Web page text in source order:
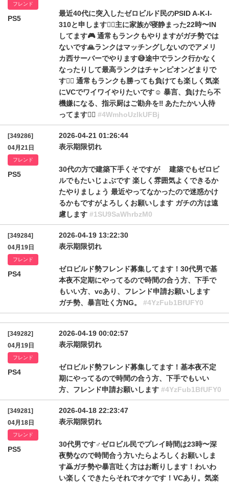
フレンド
PS5
最近40代に突入したゼロビルド民のPSID A-K-I-
310と申します🙇‍♂️主に家族が寝静まった22時〜IN
してます🎮 通常もランクもやりますがガチ勢では
ないです🙏ランクはマッチングしないのでアメリ
カ西サーバーでやります😅途中でランク行かなく
なったりして最高ランクはチャンピオンどまりで
す🙇‍♂️ 通常もランクも勝っても負けても楽しく気楽
にVCでワイワイやりたいです☺️ 暴言、負けたら不
機嫌になる、指示厨はご勘弁を‼️ あたたかい人待
ってます🙇‍♂️ #4WmhoUzlkUFBj
[349286]
04月21日
フレンド
PS5
2026-04-21 01:26:44
表示期限切れ
30代の方で建築下手くそですが 建築でもゼロビ
ルでもたいじょぶです 楽しく雰囲気よくできるか
たやりましょう 最近やってなかったので迷惑かけ
るかもですがよろしくお願いします ガチの方は遠
慮します #1SU9SaWhrbzM0
[349284]
04月19日
フレンド
PS4
2026-04-19 13:22:30
表示期限切れ
ゼロビルド勢フレンド募集してます！30代男で基
本夜不定期にやってるので時間の合う方、下手で
もいい方、vcあり、フレンド申請お願いします
ガチ勢、暴言吐く方NG。 #4YzFub1BfUFY0
[349282]
04月19日
フレンド
PS4
2026-04-19 00:02:57
表示期限切れ
ゼロビルド勢フレンド募集してます！基本夜不定
期にやってるので時間の合う方、下手でもいい
方、フレンド申請お願いします #4YzFub1BfUFY0
[349281]
04月18日
フレンド
PS5
2026-04-18 22:23:47
表示期限切れ
30代男です♂ゼロビル民でプレイ時間は23時〜深
夜勢なので時間合う方いたらよろしくお願いしま
す🙇ガチ勢や暴言吐く方はお断りします！わいわ
い楽しくできたらそれでオケです！VCあり。気楽